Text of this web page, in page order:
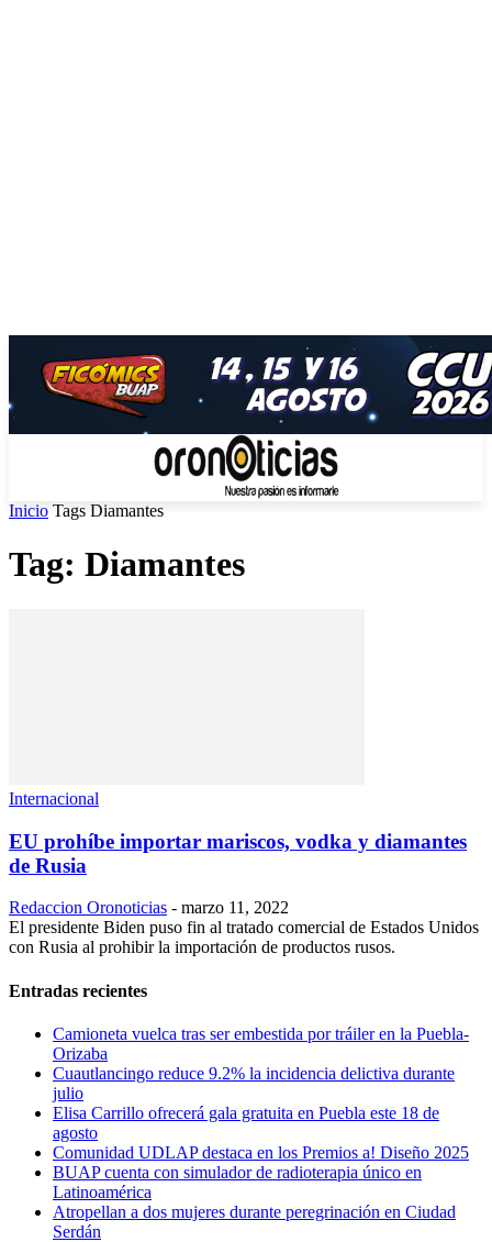
Inicio Tags Diamantes
Tag: Diamantes
Internacional
EU prohíbe importar mariscos, vodka y diamantes
de Rusia
Redaccion Oronoticias - marzo 11, 2022
El presidente Biden puso fin al tratado comercial de Estados Unidos
con Rusia al prohibir la importación de productos rusos.
Entradas recientes
Camioneta vuelca tras ser embestida por tráiler en la Puebla-
Orizaba
Cuautlancingo reduce 9.2% la incidencia delictiva durante
julio
Elisa Carrillo ofrecerá gala gratuita en Puebla este 18 de
agosto
Comunidad UDLAP destaca en los Premios a! Diseño 2025
BUAP cuenta con simulador de radioterapia único en
Latinoamérica
Atropellan a dos mujeres durante peregrinación en Ciudad
Serdán